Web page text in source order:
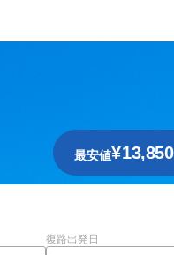
最安値¥13,850
復路出発日